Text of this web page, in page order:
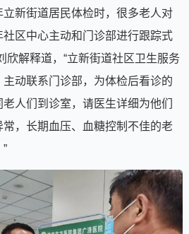
新街道居民体检时，很多老人对
区中心主动和门诊部进行跟踪式
欣解释道，“立新街道社区卫生服务
动联系门诊部，为体检后看诊的
人们到诊室，请医生详细为他们
，长期血压、血糖控制不佳的老